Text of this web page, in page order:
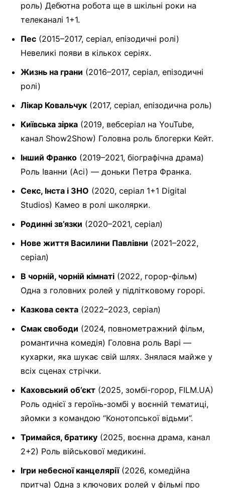
роль) Дебютна робота ще в шкільні роки на
телеканалі 1+1.
Пес (2015–2017, серіал, епізодичні ролі)
Невеликі появи в кількох серіях.
Жизнь на грани (2016–2017, серіал, епізодичні
ролі)
Лікар Ковальчук (2017, серіал, епізодична роль)
Київська зірка (2019, вебсеріал на YouTube,
канал Show2Show) Головна роль блогерки Кейт.
Інший Франко (2019–2021, біографічна драма)
Роль Іванни (Асі) — доньки Петра Франка.
Секс, Інста і ЗНО (2020, серіал 1+1 Digital
Studios) Камео в ролі школярки.
Родинні зв’язки (2020–2021, серіал)
Нове життя Василини Павлівни (2021–2022,
серіал)
В чорній, чорній кімнаті (2022, горор-фільм)
Одна з головних ролей у підлітковому горорі.
Казкова секта (2022–2023, серіал)
Смак свободи (2024, повнометражний фільм,
романтична комедія) Головна роль Варі —
кухарки, яка шукає свій шлях. Знялася майже у
всіх сценах стрічки.
Каховський об’єкт (2025, зомбі-горор, FILM.UA)
Роль однієї з героїнь-зомбі у воєнній тематиці,
зйомки з командою “Конотопської відьми”.
Тримайся, братику (2025, воєнна драма, канал
2+2) Роль військової медикині.
Ігри небесної канцелярії(2026, комедійна
притча) Одна з ключових ролей у фільмі про